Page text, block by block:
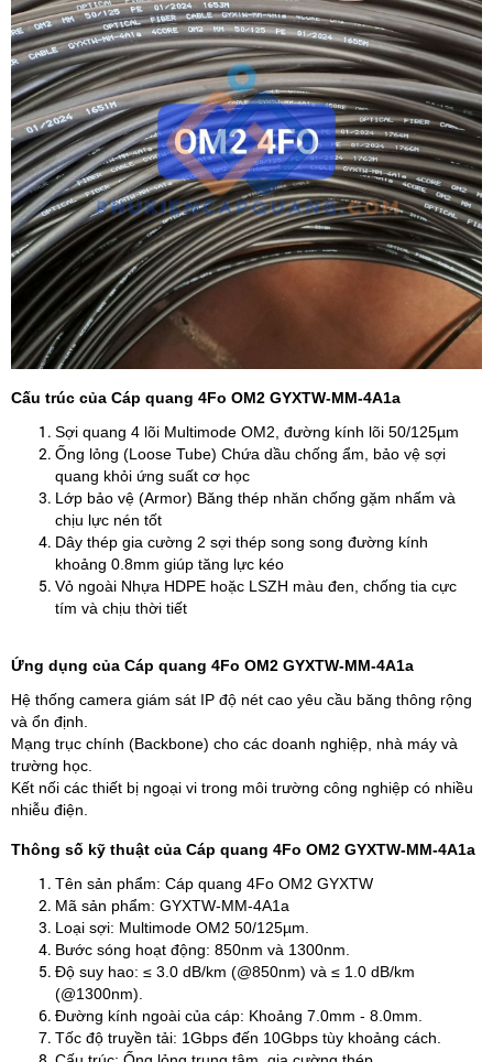
Cấu trúc của Cáp quang 4Fo OM2 GYXTW-MM-4A1a
Sợi quang 4 lõi Multimode OM2, đường kính lõi 50/125µm ​
Ống lỏng (Loose Tube) Chứa dầu chống ẩm, bảo vệ sợi
quang khỏi ứng suất cơ học ​
Lớp bảo vệ (Armor) Băng thép nhăn chống gặm nhấm và
chịu lực nén tốt ​
Dây thép gia cường 2 sợi thép song song đường kính
khoảng 0.8mm giúp tăng lực kéo ​
Vỏ ngoài Nhựa HDPE hoặc LSZH màu đen, chống tia cực
tím và chịu thời tiết ​
Ứng dụng của Cáp quang 4Fo OM2 GYXTW-MM-4A1a
Hệ thống camera giám sát IP độ nét cao yêu cầu băng thông rộng
và ổn định.​
Mạng trục chính (Backbone) cho các doanh nghiệp, nhà máy và
trường học.​
Kết nối các thiết bị ngoại vi trong môi trường công nghiệp có nhiều
nhiễu điện.​
Thông số kỹ thuật của Cáp quang 4Fo OM2 GYXTW-MM-4A1a
Tên sản phẩm: Cáp quang 4Fo OM2 GYXTW
Mã sản phẩm: GYXTW-MM-4A1a
Loại sợi: Multimode OM2 50/125µm.​
Bước sóng hoạt động: 850nm và 1300nm.​
Độ suy hao: ≤ 3.0 dB/km (@850nm) và ≤ 1.0 dB/km
(@1300nm).​
Đường kính ngoài của cáp: Khoảng 7.0mm - 8.0mm.​
Tốc độ truyền tải: 1Gbps đến 10Gbps tùy khoảng cách.​